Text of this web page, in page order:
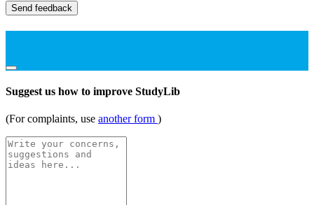
Send feedback
Suggest us how to improve StudyLib
(For complaints, use another form )